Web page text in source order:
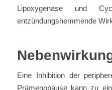
Lipoxygenase und
entzündungshemmende
Eine Inhibition der
Prämenopause kann zu